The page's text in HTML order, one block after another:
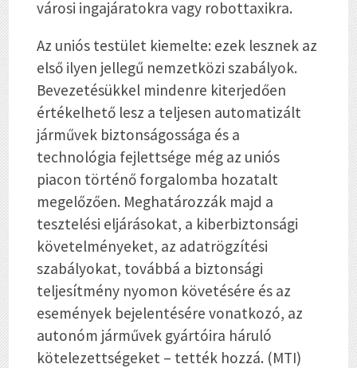
városi ingajáratokra vagy robottaxikra.
Az uniós testület kiemelte: ezek lesznek az
első ilyen jellegű nemzetközi szabályok.
Bevezetésükkel mindenre kiterjedően
értékelhető lesz a teljesen automatizált
járművek biztonságossága és a
technológia fejlettsége még az uniós
piacon történő forgalomba hozatalt
megelőzően. Meghatározzák majd a
tesztelési eljárásokat, a kiberbiztonsági
követelményeket, az adatrögzítési
szabályokat, továbbá a biztonsági
teljesítmény nyomon követésére és az
események bejelentésére vonatkozó, az
autonóm járművek gyártóira háruló
kötelezettségeket – tették hozzá. (MTI)